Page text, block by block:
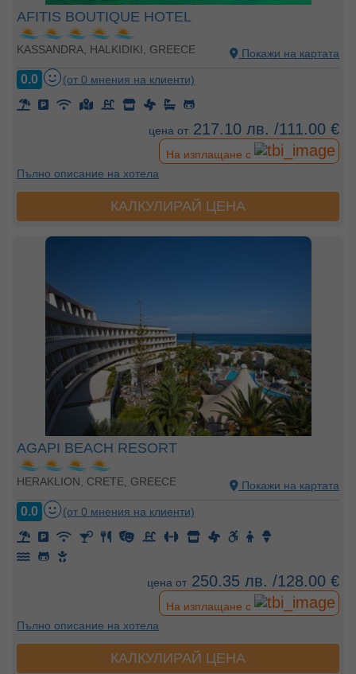
AFITIS BOUTIQUE HOTEL
KASSANDRA, HALKIDIKI, GREECE Покажи на картата
0.0 (от 0 мнения на клиенти)
цена от 217.10 лв. /111.00 €
На изплащане с
Пълно описание на хотела
КАЛКУЛИРАЙ ЦЕНА
AGAPI BEACH RESORT
HERAKLION, CRETE, GREECE Покажи на картата
0.0 (от 0 мнения на клиенти)
цена от 250.35 лв. /128.00 €
На изплащане с
Пълно описание на хотела
КАЛКУЛИРАЙ ЦЕНА